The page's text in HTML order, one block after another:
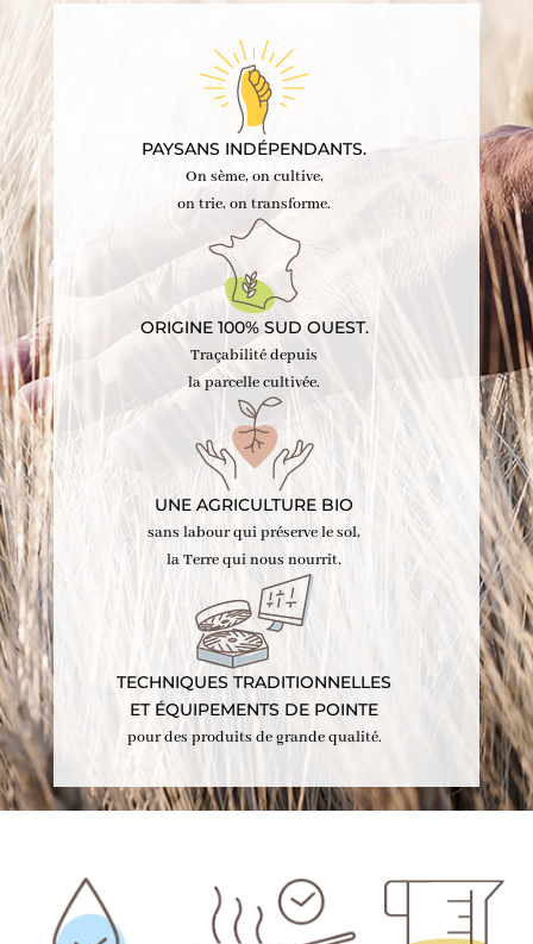
PAYSANS INDÉPENDANTS.
On sème, on cultive,
on trie, on transforme.
ORIGINE 100% SUD OUEST.
Traçabilité depuis
la parcelle cultivée.
UNE AGRICULTURE BIO
sans labour qui préserve le sol,
la Terre qui nous nourrit.
TECHNIQUES TRADITIONNELLES
ET ÉQUIPEMENTS DE POINTE
pour des produits de grande qualité.